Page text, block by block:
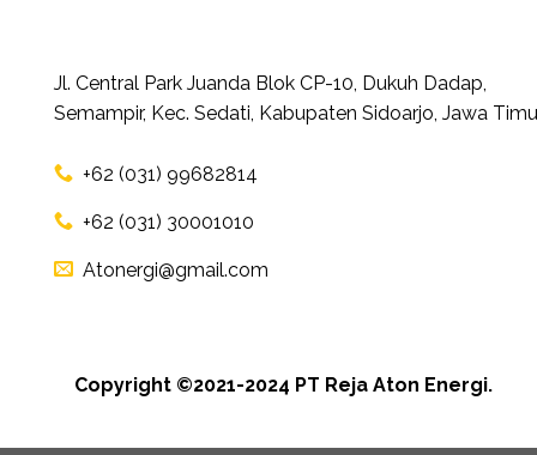
Jl. Central Park Juanda Blok CP-10, Dukuh Dadap,
Semampir, Kec. Sedati, Kabupaten Sidoarjo, Jawa
+62 (031) 99682814
+62 (031) 30001010
Atonergi@gmail.com
Copyright ©2021-2024 PT Reja Aton Energi.